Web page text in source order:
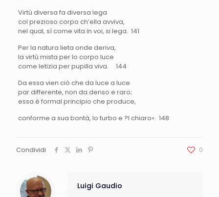
Virtù diversa fa diversa lega
col prezioso corpo ch’ella avviva,
nel qual, sì come vita in voi, si lega. 141
Per la natura lieta onde deriva,
la virtù mista per lo corpo luce
come letizia per pupilla viva. 144
Da essa vien ciò che da luce a luce
par differente, non da denso e raro;
essa è formal principio che produce,
conforme a sua bontà, lo turbo e ?l chiaro». 148
Condividi 0
Luigi Gaudio